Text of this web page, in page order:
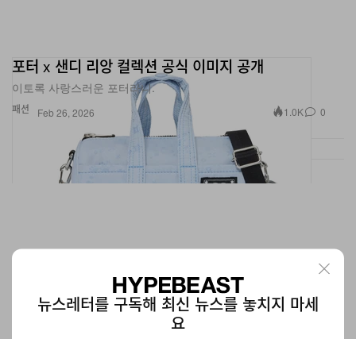
패션
포터 x 샌디 리앙 컬렉션 공식 이미지 공개
이토록 사랑스러운 포터라니.
Feb 26, 2026 1.0K 0
뉴스레터를 구독해 최신 뉴스를 놓치지 마세
요